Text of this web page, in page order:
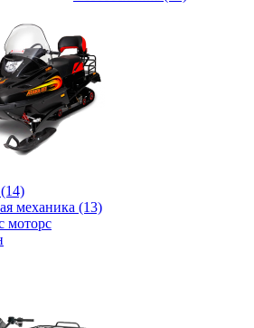
механика (13)
моторс